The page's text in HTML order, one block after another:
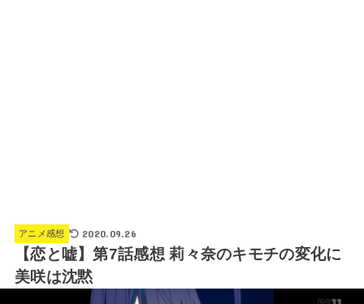
アニメ感想 2020.09.26
【恋と嘘】第7話感想 莉々奈のキモチの変化に
美咲は沈黙